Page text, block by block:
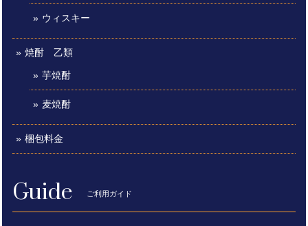
ウィスキー
焼酎 乙類
芋焼酎
麦焼酎
梱包料金
Guide ご利用ガイド